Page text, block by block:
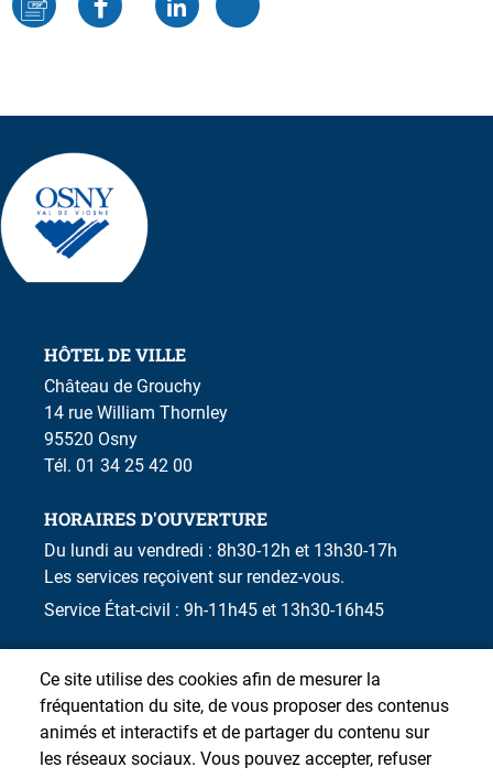
HÔTEL DE VILLE
Château de Grouchy
14 rue William Thornley
95520 Osny
Tél. 01 34 25 42 00
HORAIRES D'OUVERTURE
Du lundi au vendredi : 8h30-12h et 13h30-17h
Les services reçoivent sur rendez-vous.
Service État-civil : 9h-11h45 et 13h30-16h45
Ce site utilise des cookies afin de mesurer la
fréquentation du site, de vous proposer des contenus
animés et interactifs et de partager du contenu sur
les réseaux sociaux. Vous pouvez accepter, refuser